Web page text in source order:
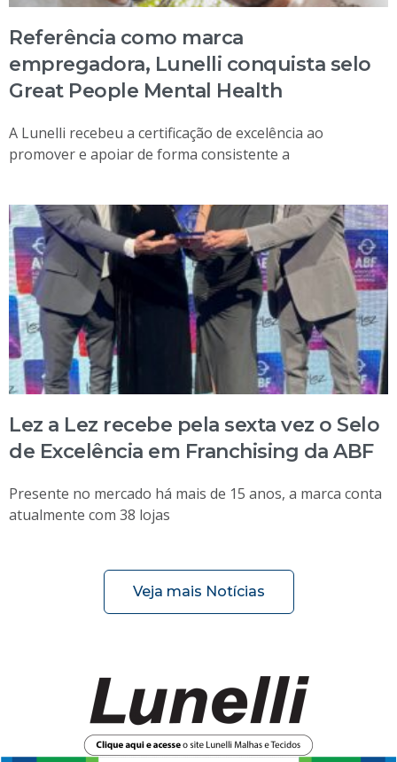
Referência como marca
empregadora, Lunelli conquista selo
Great People Mental Health
A Lunelli recebeu a certificação de excelência ao
promover e apoiar de forma consistente a
Lez a Lez recebe pela sexta vez o Selo
de Excelência em Franchising da ABF
Presente no mercado há mais de 15 anos, a marca conta
atualmente com 38 lojas
Veja mais Notícias